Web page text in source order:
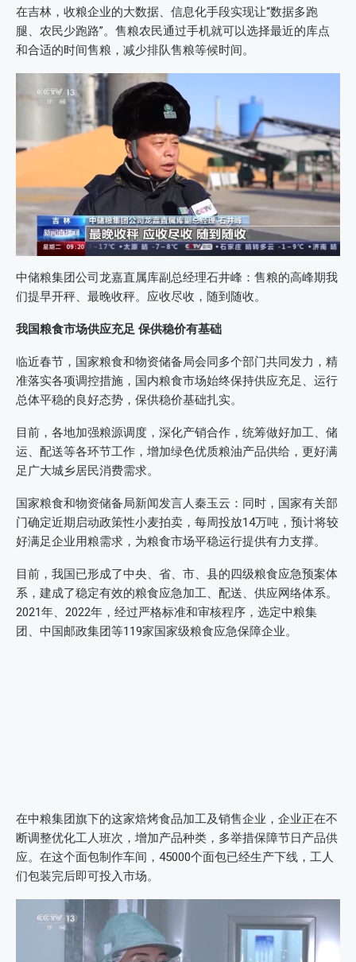
在吉林，收粮企业的大数据、信息化手段实现让“数据多跑
腿、农民少跑路”。售粮农民通过手机就可以选择最近的库点
和合适的时间售粮，减少排队售粮等候时间。
中储粮集团公司龙嘉直属库副总经理石井峰：售粮的高峰期我
们提早开秤、最晚收秤。应收尽收，随到随收。
我国粮食市场供应充足 保供稳价有基础
临近春节，国家粮食和物资储备局会同多个部门共同发力，精
准落实各项调控措施，国内粮食市场始终保持供应充足、运行
总体平稳的良好态势，保供稳价基础扎实。
目前，各地加强粮源调度，深化产销合作，统筹做好加工、储
运、配送等各环节工作，增加绿色优质粮油产品供给，更好满
足广大城乡居民消费需求。
国家粮食和物资储备局新闻发言人秦玉云：同时，国家有关部
门确定近期启动政策性小麦拍卖，每周投放14万吨，预计将较
好满足企业用粮需求，为粮食市场平稳运行提供有力支撑。
目前，我国已形成了中央、省、市、县的四级粮食应急预案体
系，建成了稳定有效的粮食应急加工、配送、供应网络体系。
2021年、2022年，经过严格标准和审核程序，选定中粮集
团、中国邮政集团等119家国家级粮食应急保障企业。
在中粮集团旗下的这家焙烤食品加工及销售企业，企业正在不
断调整优化工人班次，增加产品种类，多举措保障节日产品供
应。在这个面包制作车间，45000个面包已经生产下线，工人
们包装完后即可投入市场。